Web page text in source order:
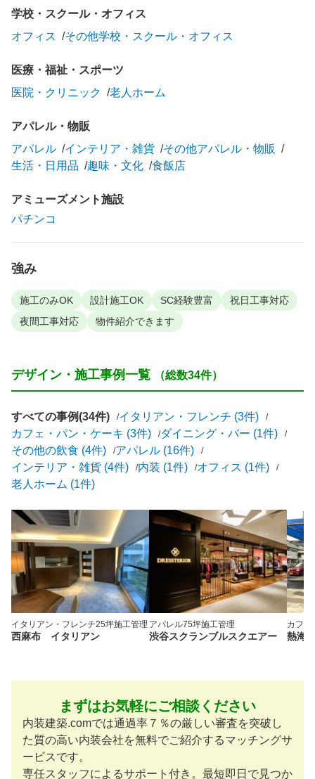
学校・スクール・オフィス
オフィス
その他学校・スクール・オフィス
医療・福祉・スポーツ
医院・クリニック
老人ホーム
アパレル・物販
アパレル
インテリア・雑貨
その他アパレル・物販
生活・日用品
趣味・文化 食飯店
アミューズメント施設
パチンコ
強み
施工のみOK 設計施工OK SC経験豊富
祝日工事対応
夜間工事対応
物件紹介できます
デザイン・施工事例一覧 （総数34件）
すべての事例(34件)
イタリアン・フレンチ (3件)
カフェ・パン・ケーキ (3件)
ダイニング・バー (1件)
その他の飲食 (4件)
アパレル (16件)
インテリア・雑貨 (4件)
内装 (1件)
オフィス (1件)
老人ホーム (1件)
イタリアン・フレンチ25坪施工管理
西麻布 イタリアン
アパレル75坪施工管理
渋谷スクランブルスクエアー
カフェ
熱海
まずはお気軽にご相談ください
内装建築.comでは通過率７％の厳しい審査を突破し
た質の高い内装会社を無料でご紹介するマッチングサ
ービスです。
専任スタッフによるサポート付き。最短即日で見つか